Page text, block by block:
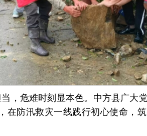
，危难时刻显本色。中方县广大
在防汛救灾一线践行初心使命，